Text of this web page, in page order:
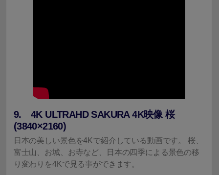
9. 4K ULTRAHD SAKURA 4K映像 桜
(3840×2160)
日本の美しい景色を4Kで紹介している動画です。 桜、
富士山、お城、お寺など、日本の四季による景色の移
り変わりを4Kで見る事ができます。